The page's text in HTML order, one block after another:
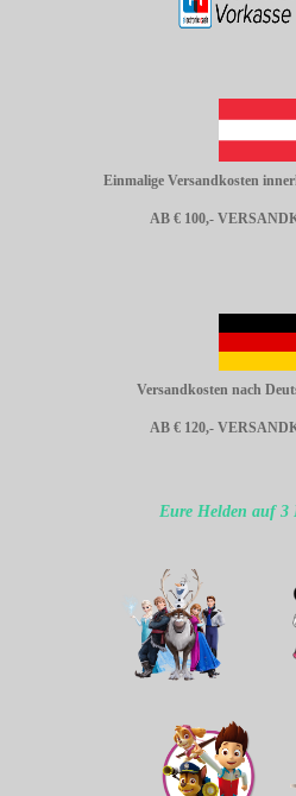
Einmalige Versandkosten
AB € 100,-
Versandkosten nach
AB € 120,-
Eure Helden auf 3